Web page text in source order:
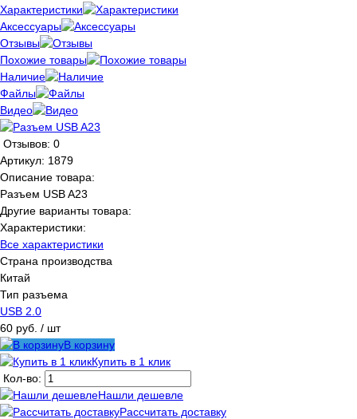
Характеристики
Аксессуары
Отзывы
Похожие товары
Наличие
Файлы
Видео
Отзывов: 0
Артикул: 1879
Описание товара:
Разъем USB A23
Другие варианты товара:
Характеристики:
Все характеристики
Страна производства
Китай
Тип разъема
USB 2.0
60 руб. / шт
В корзину
Купить в 1 клик
Кол-во:
Нашли дешевле
Рассчитать доставку